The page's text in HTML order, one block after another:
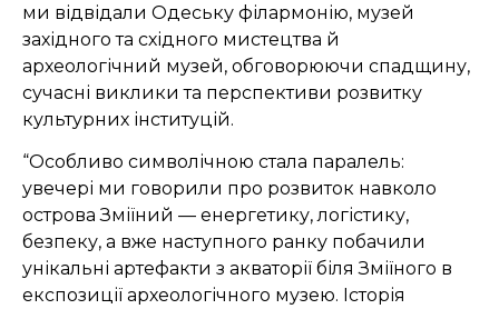
ми відвідали Одеську філармонію, музей
західного та східного мистецтва й
археологічний музей, обговорюючи спадщину,
сучасні виклики та перспективи розвитку
культурних інституцій.
“Особливо символічною стала паралель:
увечері ми говорили про розвиток навколо
острова Зміїний — енергетику, логістику,
безпеку, а вже наступного ранку побачили
унікальні артефакти з акваторії біля Зміїного в
експозиції археологічного музею. Історія